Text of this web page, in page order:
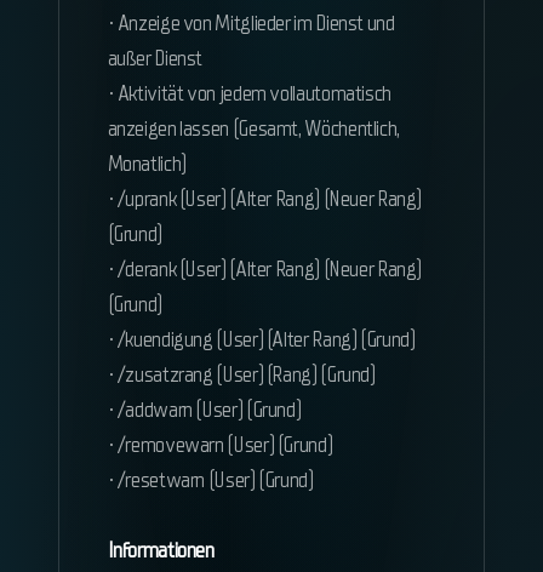
• Anzeige von Mitglieder im Dienst und
außer Dienst
• Aktivität von jedem vollautomatisch
anzeigen lassen (Gesamt, Wöchentlich,
Monatlich)
• /uprank (User) (Alter Rang) (Neuer Rang)
(Grund)
• /derank (User) (Alter Rang) (Neuer Rang)
(Grund)
• /kuendigung (User) (Alter Rang) (Grund)
• /zusatzrang (User) (Rang) (Grund)
• /addwarn (User) (Grund)
• /removewarn (User) (Grund)
• /resetwarn (User) (Grund)
Informationen